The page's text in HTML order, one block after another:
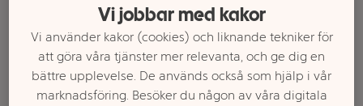
Välj butik och handla
Sortimentet kan variera mellan butikerna
Vi jobbar med kakor
Vi använder kakor (cookies) och liknande tekniker för
att göra våra tjänster mer relevanta, och ge dig en
bättre upplevelse. De används också som hjälp i vår
marknadsföring. Besöker du någon av våra digitala